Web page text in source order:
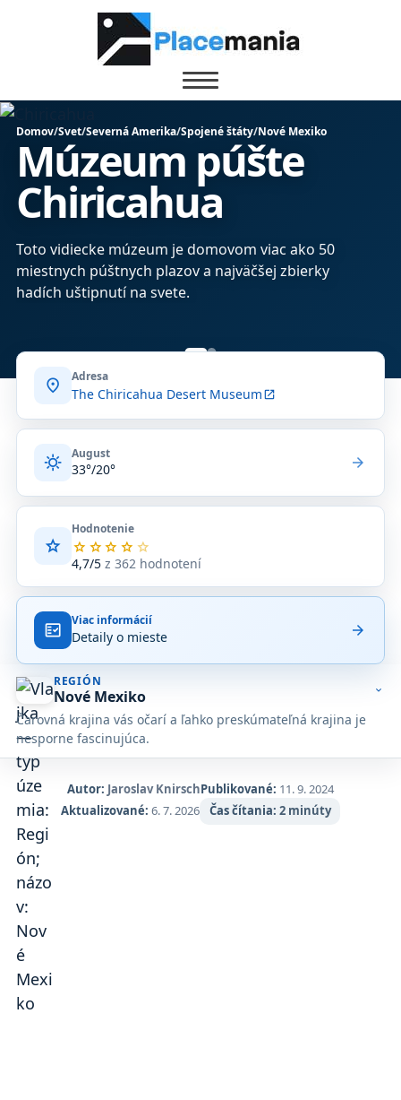
Domov/Svet/Severná Amerika/Spojené štáty/Nové Mexiko
Múzeum púšte
Chiricahua
Toto vidiecke múzeum je domovom viac ako 50
miestnych púštnych plazov a najväčšej zbierky
hadích uštipnutí na svete.
location_on Adresa
The Chiricahua Desert Museumopen_in_new
sunny August
33°/20° arrow_forward
star
Hodnotenie
star star star star star
4,7/5z 362 hodnotení
Priemerné
hodnotenie
z
na
základe
362
hodnotení
na
Google
Maps.
fact_check Viac informácií
Detaily o mieste arrow_forward
REGIÓN
Nové Mexiko
Čarovná krajina vás očarí a ľahko preskúmateľná krajina je
nesporne fascinujúca.
expand_more
Autor: Jaroslav KnirschPublikované: 11. 9. 2024
Aktualizované: 6. 7. 2026 Čas čítania: 2 minúty